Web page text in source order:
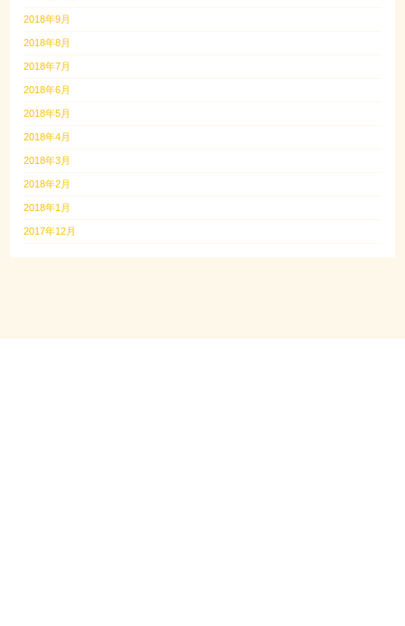
2018年9月
2018年8月
2018年7月
2018年6月
2018年5月
2018年4月
2018年3月
2018年2月
2018年1月
2017年12月